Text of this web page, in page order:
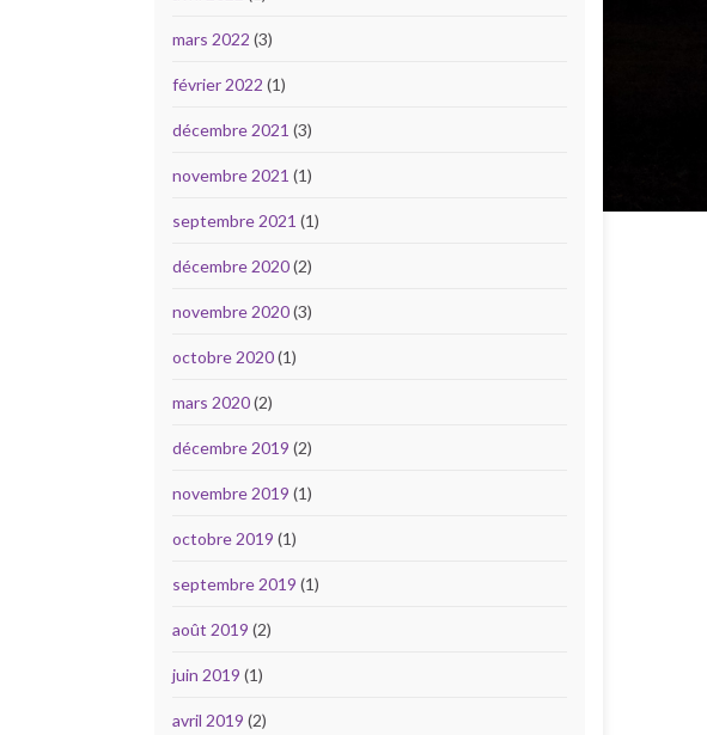
mars 2022 (3)
février 2022 (1)
décembre 2021 (3)
novembre 2021 (1)
septembre 2021 (1)
décembre 2020(2)
novembre 2020(3)
octobre 2020(1)
mars 2020(2)
décembre 2019 (2)
novembre 2019 (1)
octobre 2019 (1)
septembre 2019 (1)
août 2019 (2)
juin 2019 (1)
avril 2019 (2)